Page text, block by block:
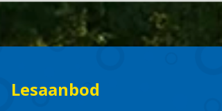
Lesaanbod